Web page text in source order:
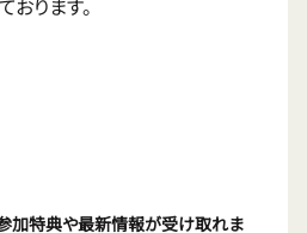
おります。
加特典や最新情報が受け取れま